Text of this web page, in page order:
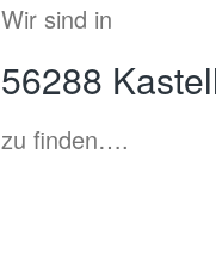
Wir sind in
56288
zu finden….